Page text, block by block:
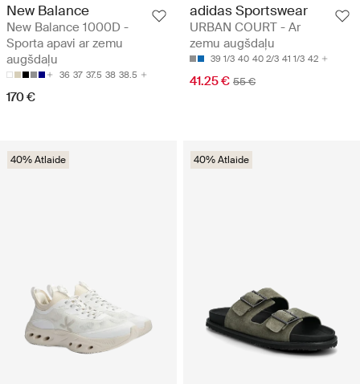
New Balance
New Balance 1000D -
Sporta apavi ar zemu
augšdaļu
36 37 37.5 38 38.5
170 €
adidas Sportswear
URBAN COURT - Ar
zemu augšdaļu
39 1/3 40 40 2/3 41 1/3 42
41.25 € 55 €
40% Atlaide 40% Atlaide